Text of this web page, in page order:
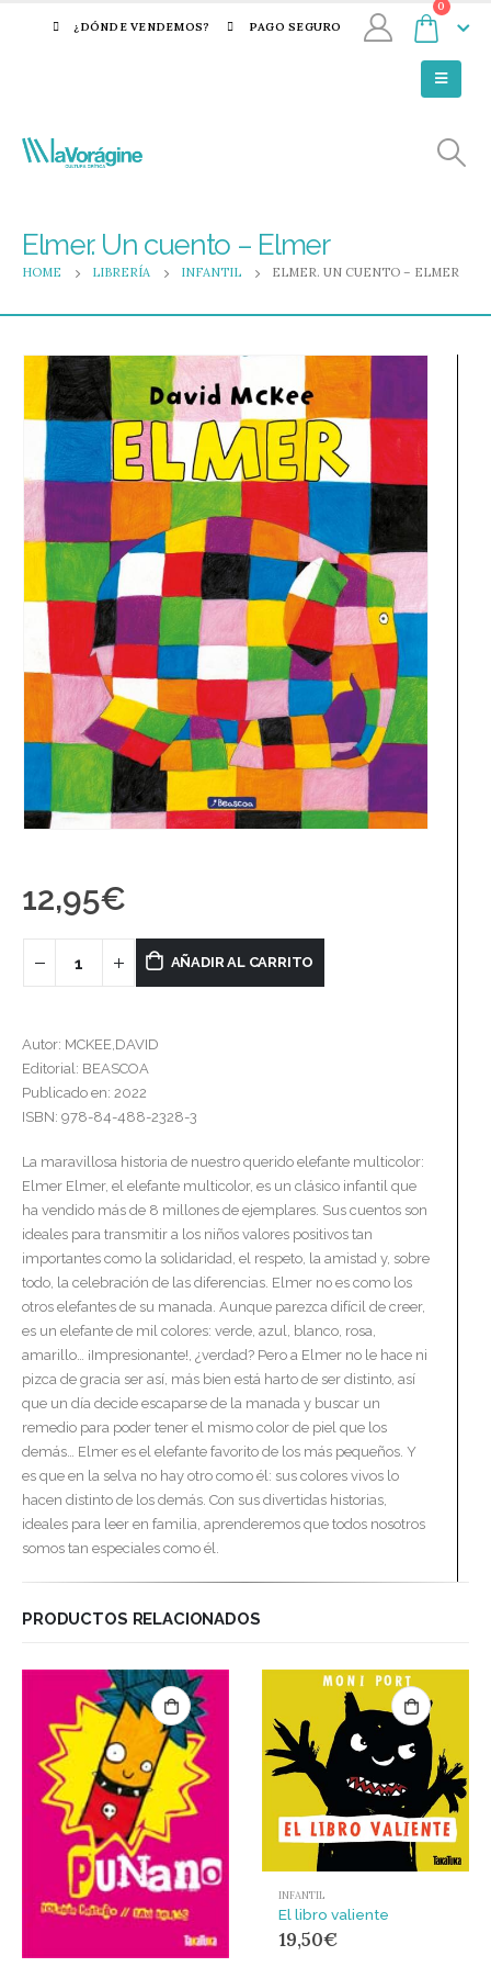
¿DÓNDE VENDEMOS? PAGO SEGURO
0
Elmer. Un cuento – Elmer
HOME LIBRERÍA INFANTIL ELMER. UN CUENTO – ELMER
12,95€
AÑADIR AL CARRITO
Autor: MCKEE,DAVID
Editorial: BEASCOA
Publicado en: 2022
ISBN: 978-84-488-2328-3
La maravillosa historia de nuestro querido elefante multicolor:
Elmer Elmer, el elefante multicolor, es un clásico infantil que
ha vendido más de 8 millones de ejemplares. Sus cuentos son
ideales para transmitir a los niños valores positivos tan
importantes como la solidaridad, el respeto, la amistad y, sobre
todo, la celebración de las diferencias. Elmer no es como los
otros elefantes de su manada. Aunque parezca difícil de creer,
es un elefante de mil colores: verde, azul, blanco, rosa,
amarillo… ¡Impresionante!, ¿verdad? Pero a Elmer no le hace ni
pizca de gracia ser así, más bien está harto de ser distinto, así
que un día decide escaparse de la manada y buscar un
remedio para poder tener el mismo color de piel que los
demás… Elmer es el elefante favorito de los más pequeños. Y
es que en la selva no hay otro como él: sus colores vivos lo
hacen distinto de los demás. Con sus divertidas historias,
ideales para leer en familia, aprenderemos que todos nosotros
somos tan especiales como él.
PRODUCTOS RELACIONADOS
INFANTIL
El libro valiente
19,50€